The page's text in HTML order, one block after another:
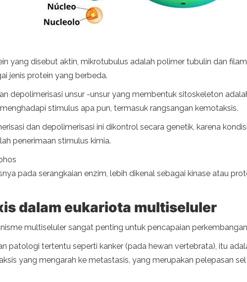
yang disebut aktin, mikrotubulus adalah polimer tubulin dan
jenis protein yang berbeda.
depolimerisasi unsur -unsur yang membentuk sitoskeleton
stimulus apa pun, termasuk rangsangan kemotaksis.
dan depolimerisasi ini dikontrol secara genetik, karena
penerimaan stimulus kimia.
pada serangkaian enzim, lebih dikenal sebagai kinase atau
dalam eukariota multiseluler
multiseluler sangat penting untuk pencapaian
patologi tertentu seperti kanker (pada hewan vertebrata), itu
yang mengarah ke metastasis, yang merupakan pelepasan